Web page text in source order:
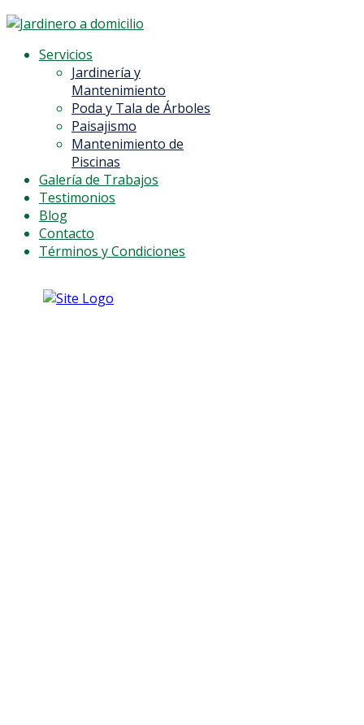
Servicios
Jardinería y
Mantenimiento
Poda y Tala de Árboles
Paisajismo
Mantenimiento de
Piscinas
Galería de Trabajos
Testimonios
Blog
Contacto
Términos y Condiciones